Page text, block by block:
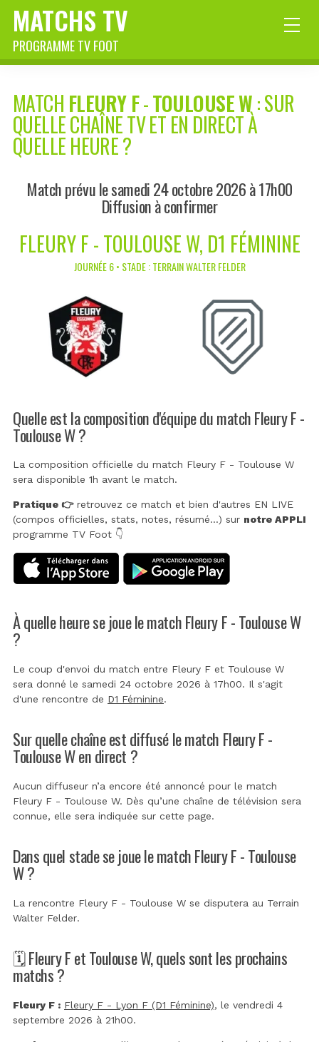
MATCHS TV
PROGRAMME TV FOOT
MATCH FLEURY F-TOULOUSE W: SUR
QUELLE CHAÎNE TV ET EN DIRECT À
QUELLE HEURE ?
Match prévu le samedi 24 octobre 2026 à 17h00
Diffusion à confirmer
FLEURY F - TOULOUSE W, D1 FÉMININE
JOURNÉE 6 • STADE : TERRAIN WALTER FELDER
Quelle est la composition d'équipe du match Fleury F -
Toulouse W ?
La composition officielle du match Fleury F - Toulouse W
sera disponible 1h avant le match.
Pratique 👉retrouvez ce match et bien d'autres EN LIVE
(compos officielles, stats, notes, résumé...) sur notre APPLI
programme TV Foot 👇
À quelle heure se joue le match Fleury F - Toulouse W
?
Le coup d'envoi du match entre Fleury F et Toulouse W
sera donné le samedi 24 octobre 2026 à 17h00. Il s'agit
d'une rencontre de D1 Féminine.
Sur quelle chaîne est diffusé le match Fleury F -
Toulouse W en direct ?
Aucun diffuseur n’a encore été annoncé pour le match
Fleury F - Toulouse W. Dès qu’une chaîne de télévision sera
connue, elle sera indiquée sur cette page.
Dans quel stade se joue le match Fleury F - Toulouse
W ?
La rencontre Fleury F - Toulouse W se disputera au Terrain
Walter Felder.
🗓️ Fleury F et Toulouse W, quels sont les prochains
matchs ?
Fleury F : Fleury F - Lyon F (D1 Féminine), le vendredi 4
septembre 2026 à 21h00.